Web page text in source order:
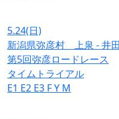
5.24(日)
新潟県弥彦村 上泉 - 井
第5回弥彦ロードレース
タイムトライアル
E1 E2 E3 FY M